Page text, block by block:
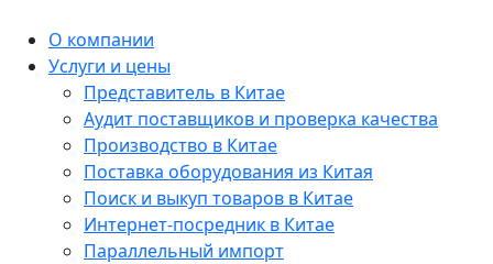
О компании
Услуги и цены
Представитель в Китае
Аудит поставщиков и проверка качества
Производство в Китае
Поставка оборудования из Китая
Поиск и выкуп товаров в Китае
Интернет-посредник в Китае
Параллельный импорт